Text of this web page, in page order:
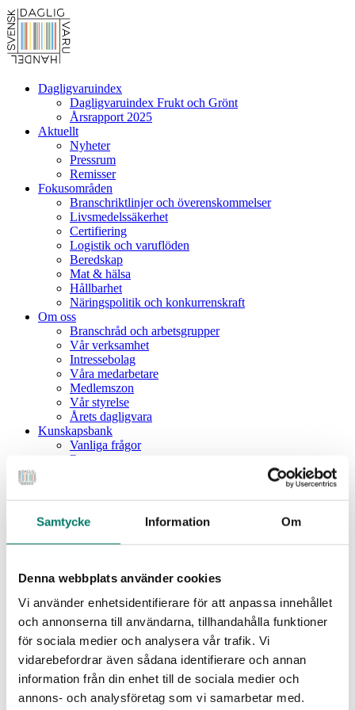
Samtycke Information Om
Denna webbplats använder cookies
Vi använder enhetsidentifierare för att anpassa innehållet
och annonserna till användarna, tillhandahålla funktioner
för sociala medier och analysera vår trafik. Vi
vidarebefordrar även sådana identifierare och annan
information från din enhet till de sociala medier och
annons- och analysföretag som vi samarbetar med.
Dagligvaruindex
Dagligvaruindex Frukt och Grönt
Årsrapport 2025
Aktuellt
Nyheter
Pressrum
Remisser
Fokusområden
Branschriktlinjer och överenskommelser
Livsmedelssäkerhet
Certifiering
Logistik och varuflöden
Beredskap
Mat & hälsa
Hållbarhet
Näringspolitik och konkurrenskraft
Om oss
Branschråd och arbetsgrupper
Vår verksamhet
Intressebolag
Våra medarbetare
Medlemszon
Vår styrelse
Årets dagligvara
Kunskapsbank
Vanliga frågor
Rapporter
Moms på livsmedel
Dagligvaruindex Frukt och Grönt
Årsrapport 2025
Aktuellt
Nyheter
Pressrum
Remisser
Fokusområden
Branschriktlinjer och överenskommelser
Livsmedelssäkerhet